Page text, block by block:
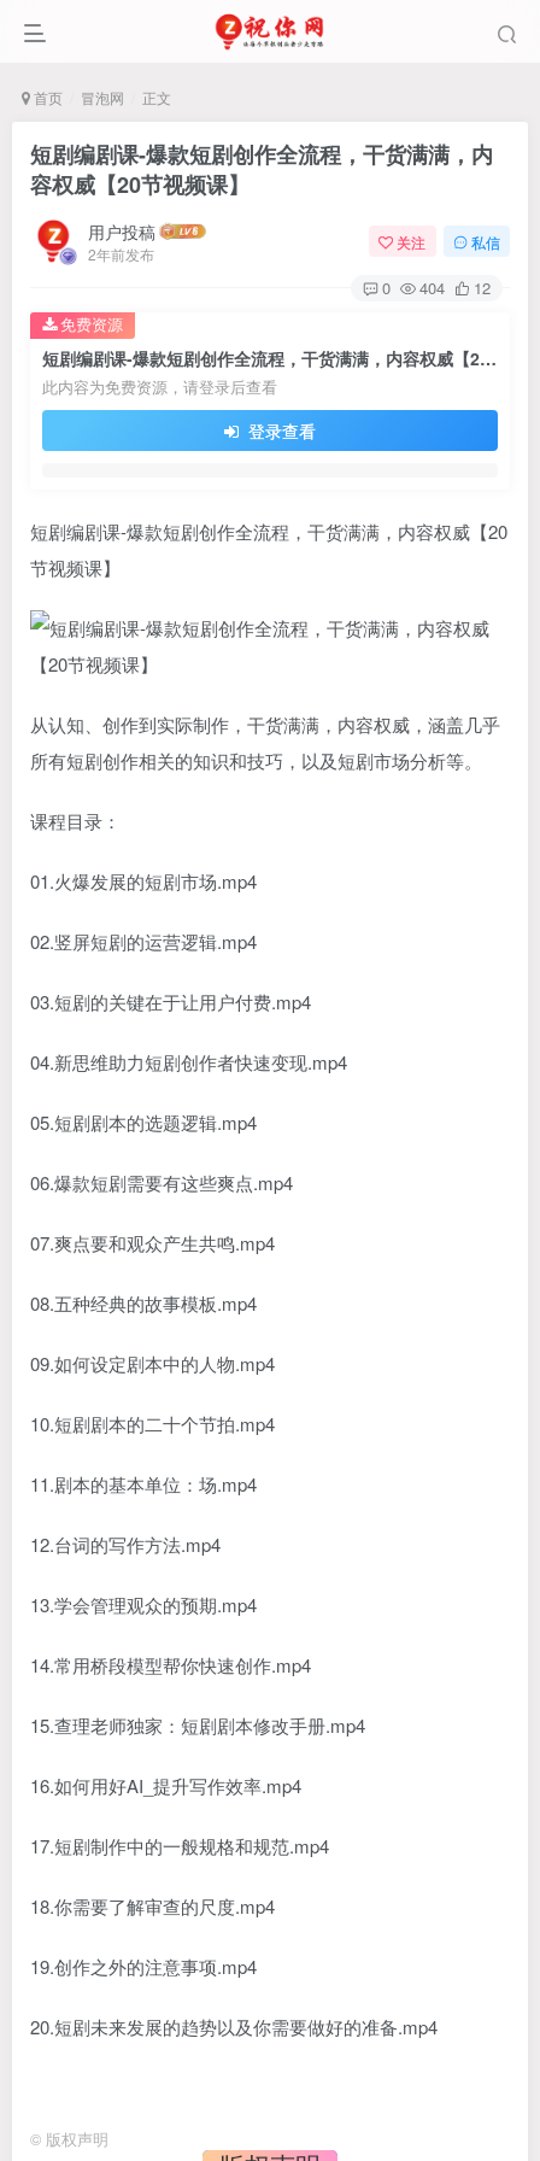
首页 冒泡网 正文
短剧编剧课-爆款短剧创作全流程，干货满满，内
容权威【20节视频课】
用户投稿
2年前发布
关注 私信
0 404 12
短剧编剧课-爆款短剧创作全流程，干货满满，内容权威【20节视频课】
此内容为免费资源，请登录后查看
登录查看
免费资源
短剧编剧课-爆款短剧创作全流程，干货满满，内容权威【20
节视频课】
从认知、创作到实际制作，干货满满，内容权威，涵盖几乎
所有短剧创作相关的知识和技巧，以及短剧市场分析等。
课程目录：
01.火爆发展的短剧市场.mp4
02.竖屏短剧的运营逻辑.mp4
03.短剧的关键在于让用户付费.mp4
04.新思维助力短剧创作者快速变现.mp4
05.短剧剧本的选题逻辑.mp4
06.爆款短剧需要有这些爽点.mp4
07.爽点要和观众产生共鸣.mp4
08.五种经典的故事模板.mp4
09.如何设定剧本中的人物.mp4
10.短剧剧本的二十个节拍.mp4
11.剧本的基本单位：场.mp4
12.台词的写作方法.mp4
13.学会管理观众的预期.mp4
14.常用桥段模型帮你快速创作.mp4
15.查理老师独家：短剧剧本修改手册.mp4
16.如何用好AI_提升写作效率.mp4
17.短剧制作中的一般规格和规范.mp4
18.你需要了解审查的尺度.mp4
19.创作之外的注意事项.mp4
20.短剧未来发展的趋势以及你需要做好的准备.mp4
© 版权声明